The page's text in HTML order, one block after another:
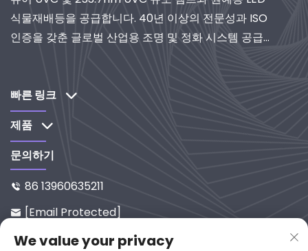
식물재배등을 공급합니다. 40년 이상의 전문성과 ISO
인증을 갖춘 글로벌 산업용 조명 및 정화 시스템 공급
빠른 링크
제품
문의하기
 86 13960635211
 [email Protected]

중국 푸젠성 연평현 시시로 65-9번
We value your privacy